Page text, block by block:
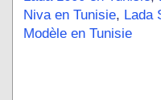
Niva en Tunisie, Lada
Modèle en Tunisie